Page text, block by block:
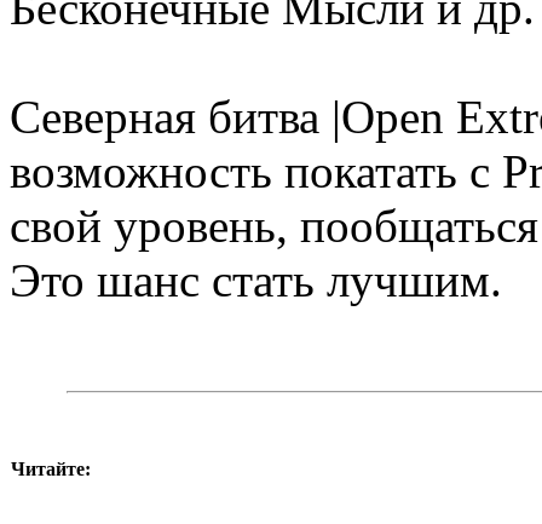
Северная битва |Open
возможность покатать с
свой уровень,
Это шанс стать лучшим.
Читайте: